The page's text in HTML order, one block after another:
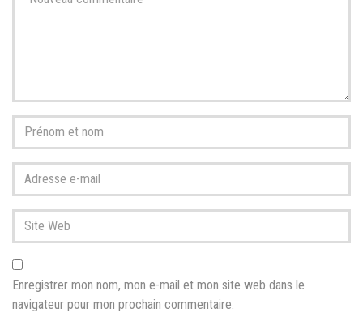
Prénom
nom*
Adresse
mail
Site
Enregistrer mon nom, mon e-mail et mon site web dans le
navigateur pour mon prochain commentaire.